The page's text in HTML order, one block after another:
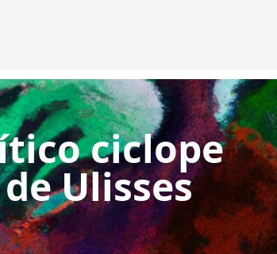
ciclope
Ulisses